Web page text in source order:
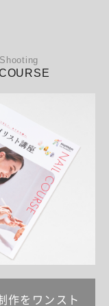
作をワンスト